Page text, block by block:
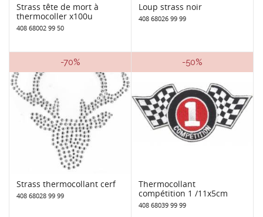
Strass tête de mort à
thermocoller x100u
408 68002 99 50
Loup strass noir
408 68026 99 99
-70%
Strass thermocollant cerf
408 68028 99 99
-50%
Thermocollant
compétition 1 /11x5cm
408 68039 99 99